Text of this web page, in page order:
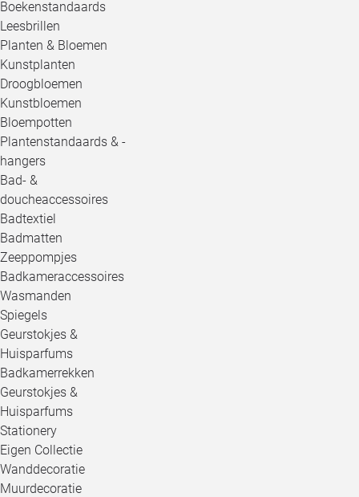
Boekenstandaards
Leesbrillen
Planten & Bloemen
Kunstplanten
Droogbloemen
Kunstbloemen
Bloempotten
Plantenstandaards & -
hangers
Bad- &
doucheaccessoires
Badtextiel
Badmatten
Zeeppompjes
Badkameraccessoires
Wasmanden
Spiegels
Geurstokjes &
Huisparfums
Badkamerrekken
Geurstokjes &
Huisparfums
Stationery
Eigen Collectie
Wanddecoratie
Muurdecoratie